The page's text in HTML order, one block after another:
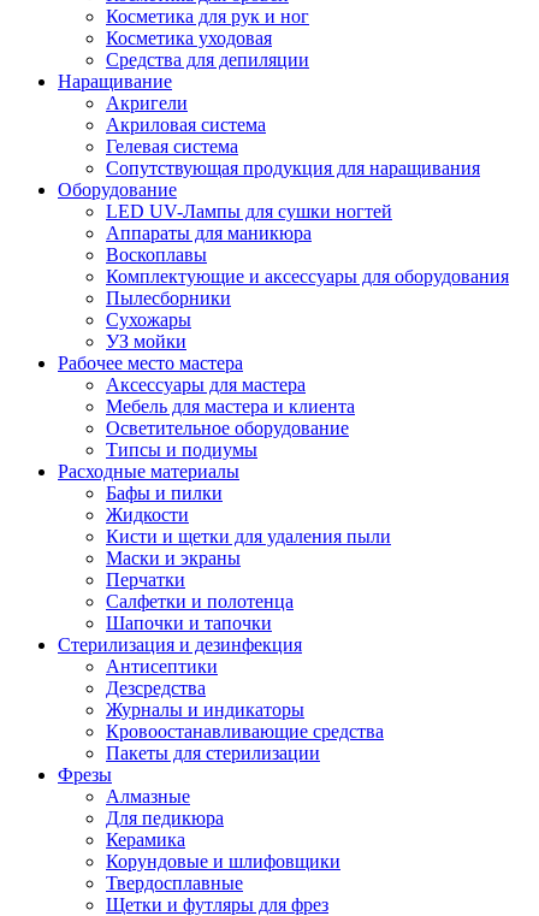
Косметика для рук и ног
Косметика уходовая
Средства для депиляции
Наращивание
Акригели
Акриловая система
Гелевая система
Сопутствующая продукция для наращивания
Оборудование
LED UV-Лампы для сушки ногтей
Аппараты для маникюра
Воскоплавы
Комплектующие и аксессуары для оборудования
Пылесборники
Сухожары
УЗ мойки
Рабочее место мастера
Аксессуары для мастера
Мебель для мастера и клиента
Осветительное оборудование
Типсы и подиумы
Расходные материалы
Бафы и пилки
Жидкости
Кисти и щетки для удаления пыли
Маски и экраны
Перчатки
Салфетки и полотенца
Шапочки и тапочки
Стерилизация и дезинфекция
Антисептики
Дезсредства
Журналы и индикаторы
Кровоостанавливающие средства
Пакеты для стерилизации
Фрезы
Алмазные
Для педикюра
Керамика
Корундовые и шлифовщики
Твердосплавные
Щетки и футляры для фрез